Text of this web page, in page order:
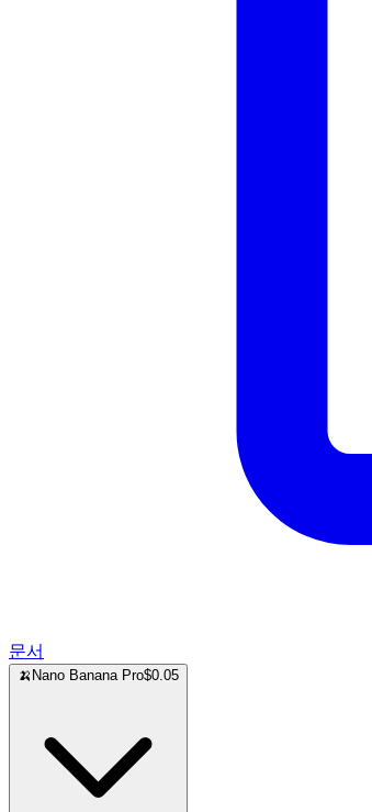
문서
🍌 Nano Banana Pro$0.05